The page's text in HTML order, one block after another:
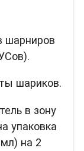
шарниров
шариков.
в зону
упаковка
на 2